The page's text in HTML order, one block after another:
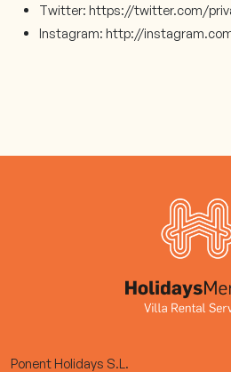
Twitter: https://twitter.com/
Instagram: http://
Ponent Holidays S.L.